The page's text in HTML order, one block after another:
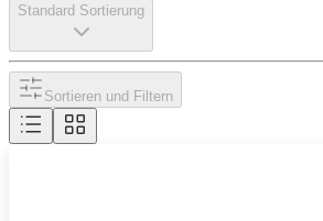
Standard Sortierung
Sortieren und Filtern